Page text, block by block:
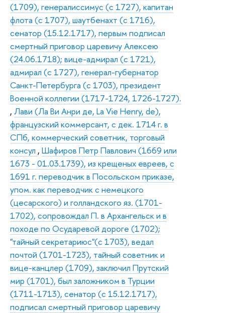
(1709), генералиссимус (с 1727), капитан
флота (с 1707), шаутбенахт (с 1716),
сенатор (15.12.1717), первым подписал
смертный приговор царевичу Алексею
(24.06.1718); вице-адмирал (с 1721),
адмирал (с 1727), генерал-губернатор
Санкт-Петербурга (с 1703), президент
Военной коллегии (1717-1724, 1726-1727).
, Лави (Ла Ви Анри де, La Vie Henry, de),
французский коммерсант, с дек. 1714 г. в
СПб, коммерческий советник, торговый
консул , Шафиров Петр Павлович (1669 или
1673 - 01.03.1739), из крещеных евреев, с
1691 г. переводчик в Посольском приказе,
упом. как переводчик с немецкого
(цесарского) и голландского яз. (1701-
1702), сопровождал П. в Архангельск и в
походе по Осударевой дороге (1702);
"тайный секретариюс"(с 1703), ведал
почтой (1701-1723), тайный советник и
вице-канцлер (1709), заключил Прутский
мир (1701), был заложником в Турции
(1711-1713), сенатор (с 15.12.1717),
подписал смертный приговор царевичу